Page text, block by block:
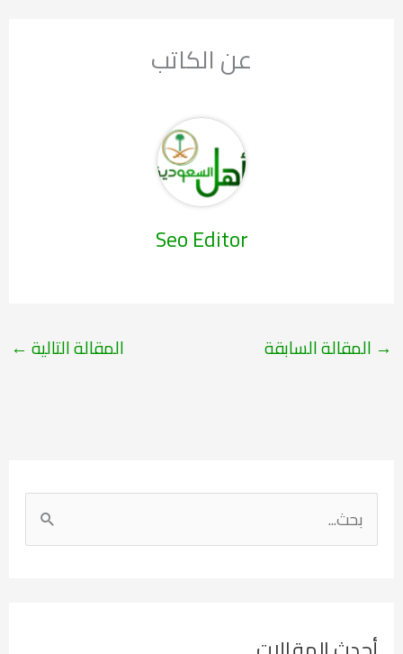
عن الكاتب
Seo Editor
→ المقالة السابقة المقالة التالية←
ل
ث